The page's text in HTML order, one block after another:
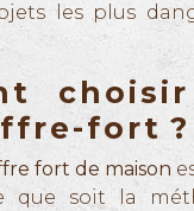
les plus
fort ?
fort de maison
que soit la